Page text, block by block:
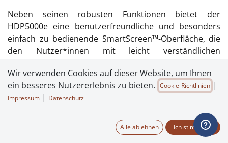
Neben seinen robusten Funktionen bietet der
HDP5000e eine benutzerfreundliche und besonders
einfach zu bedienende SmartScreen™-Oberfläche, die
den Nutzer*innen mit leicht verständlichen
Schritt für Schritt durch die Einrichtung, Wartung und
Fehlerbehebung führt.
die Sie für Ihre heutigen und künftigen
Kartenanwendungen benötigen. Die flexible
Wir verwenden Cookies auf dieser Website, um Ihnen
ein besseres Nutzererlebnis zu bieten. Cookie-Richtlinien |
Impressum | Datenschutz
Alle ablehnen Ich stimme zu